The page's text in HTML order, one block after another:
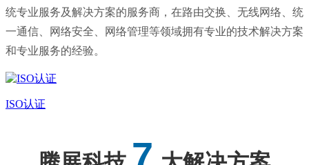
统专业服务及解决方案的服务商，在路由交换、无线网络、统
一通信、网络安全、网络管理等领域拥有专业的技术解决方案
和专业服务的经验。
ISO认证